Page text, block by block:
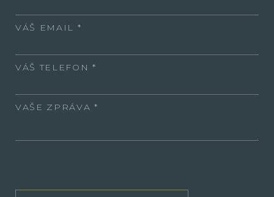
VÁŠ EMAIL
VÁŠ TELEFON
VAŠE ZPRÁVA